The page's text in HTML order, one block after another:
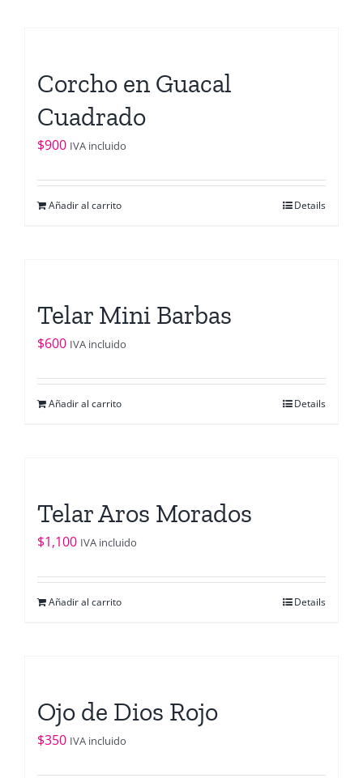
Corcho en Guacal
Cuadrado
$900 IVA incluido
Añadir al carrito Details
Telar Mini Barbas
$600 IVA incluido
Añadir al carrito Details
Telar Aros Morados
$1,100 IVA incluido
Añadir al carrito Details
Ojo de Dios Rojo
$350 IVA incluido